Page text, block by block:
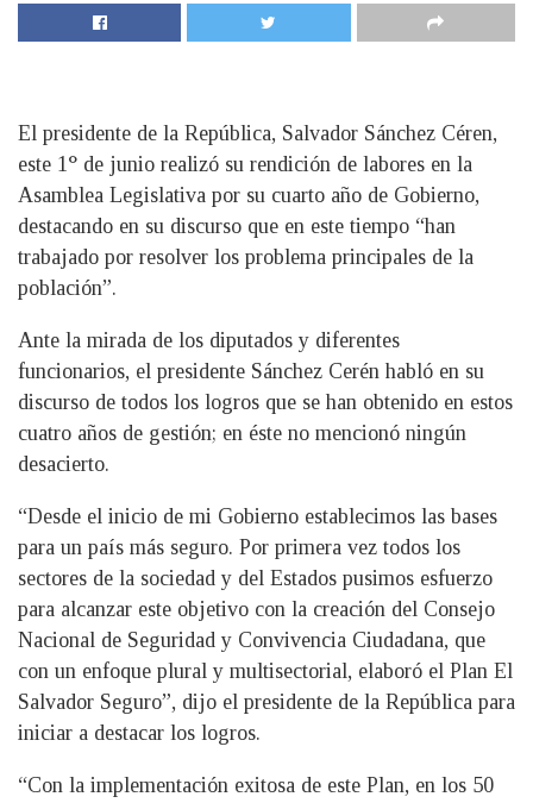
El presidente de la República, Salvador Sánchez Céren,
este 1° de junio realizó su rendición de labores en la
Asamblea Legislativa por su cuarto año de Gobierno,
destacando en su discurso que en este tiempo “han
trabajado por resolver los problema principales de la
población”.
Ante la mirada de los diputados y diferentes
funcionarios, el presidente Sánchez Cerén habló en su
discurso de todos los logros que se han obtenido en estos
cuatro años de gestión; en éste no mencionó ningún
desacierto.
“Desde el inicio de mi Gobierno establecimos las bases
para un país más seguro. Por primera vez todos los
sectores de la sociedad y del Estados pusimos esfuerzo
para alcanzar este objetivo con la creación del Consejo
Nacional de Seguridad y Convivencia Ciudadana, que
con un enfoque plural y multisectorial, elaboró el Plan El
Salvador Seguro”, dijo el presidente de la República para
iniciar a destacar los logros.
“Con la implementación exitosa de este Plan, en los 50